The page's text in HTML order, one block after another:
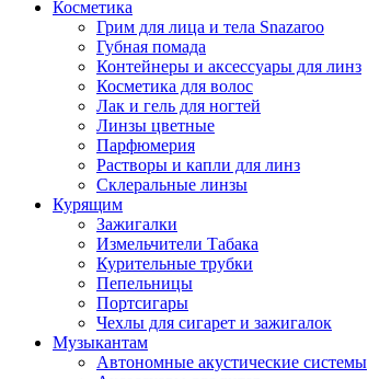
Косметика
Грим для лица и тела Snazaroo
Губная помада
Контейнеры и аксессуары для линз
Косметика для волос
Лак и гель для ногтей
Линзы цветные
Парфюмерия
Растворы и капли для линз
Склеральные линзы
Курящим
Зажигалки
Измельчители Табака
Курительные трубки
Пепельницы
Портсигары
Чехлы для сигарет и зажигалок
Музыкантам
Автономные акустические системы